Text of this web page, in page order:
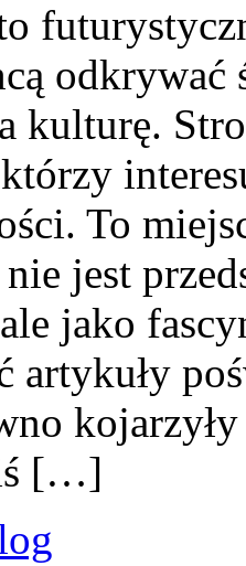
kulturę.
To
jest
jako
artykuły
[…]